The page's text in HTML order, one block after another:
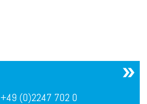
+49 (0)2247 702 0